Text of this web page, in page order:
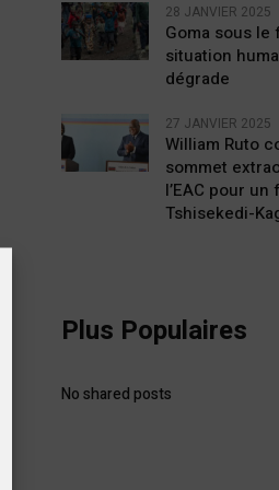
28 JANVIER 2025
Goma sous le
situation
dégrade
27 JANVIER 2025
William Ruto
sommet
l’EAC pour
Tshisekedi-
Plus Populaires
No shared posts